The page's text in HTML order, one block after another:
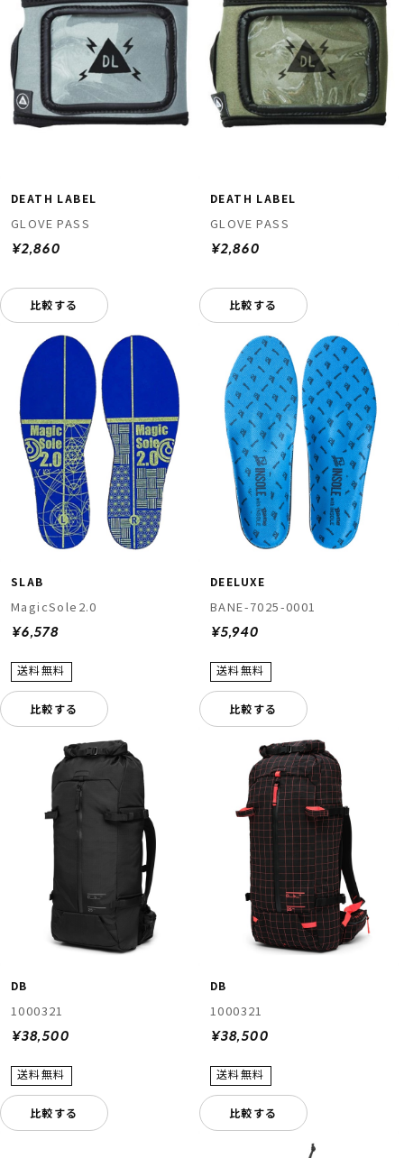
DEATH LABEL
GLOVE PASS
¥2,860
比較する
DEATH LABEL
GLOVE PASS
¥2,860
比較する
SLAB
MagicSole2.0
¥6,578
比較する
DEELUXE
BANE-7025-0001
¥5,940
比較する
DB
1000321
¥38,500
比較する
DB
1000321
¥38,500
比較する